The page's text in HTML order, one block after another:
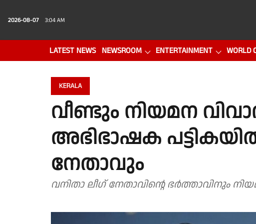
2026-08-07 3:04 AM
LATEST NEWS NEWSROOM ENTERTAINMENT WORLD
KERALA
വീണ്ടും നിയമന
അഭിഭാഷക
നേതാവും
വനിതാ ലീഗ് നേതാവിന്റെ ഭർത്താവിനും